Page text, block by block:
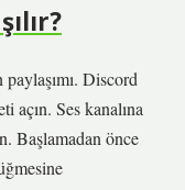
Discord
açın. Ses kanalına
Başlamadan önce